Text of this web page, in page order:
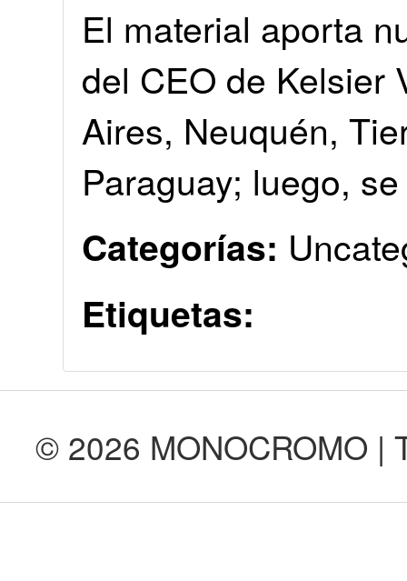
El material aporta
del CEO de Kelsier
Aires, Neuquén,
Paraguay; luego,
Categorías:
Etiquetas:
© 2026 MONOCROMO |